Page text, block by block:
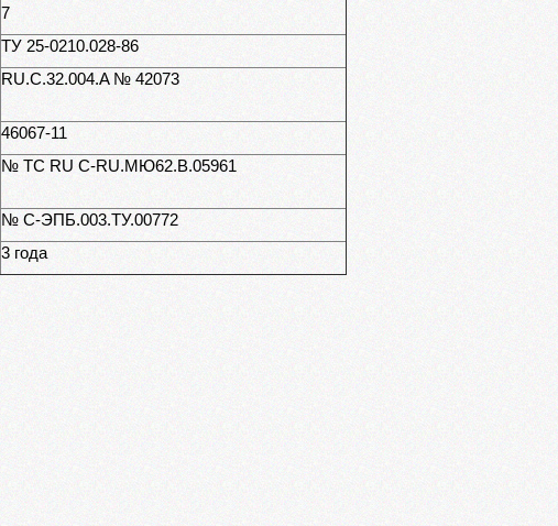
7
ТУ 25-0210.028-86
RU.C.32.004.A № 42073
46067-11
№ ТС RU C-RU.МЮ62.В.05961
№ С-ЭПБ.003.ТУ.00772
3 года